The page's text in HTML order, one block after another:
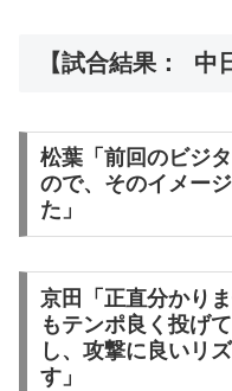
【試合結果： 中
松葉「前回のビジ
ので、そのイメー
た」
京田「正直分かり
もテンポ良く投げ
し、攻撃に良いリ
す」